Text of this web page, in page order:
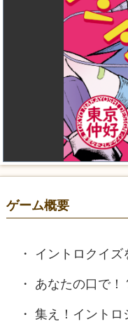
ゲーム概要
イントロクイズ
あなたの口で！
集え！イントロ